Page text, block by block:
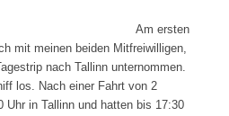
Am ersten
mit meinen beiden Mitfreiwilligen,
nach Tallinn unternommen.
los. Nach einer Fahrt von 2
Uhr in Tallinn und hatten bis 17:30